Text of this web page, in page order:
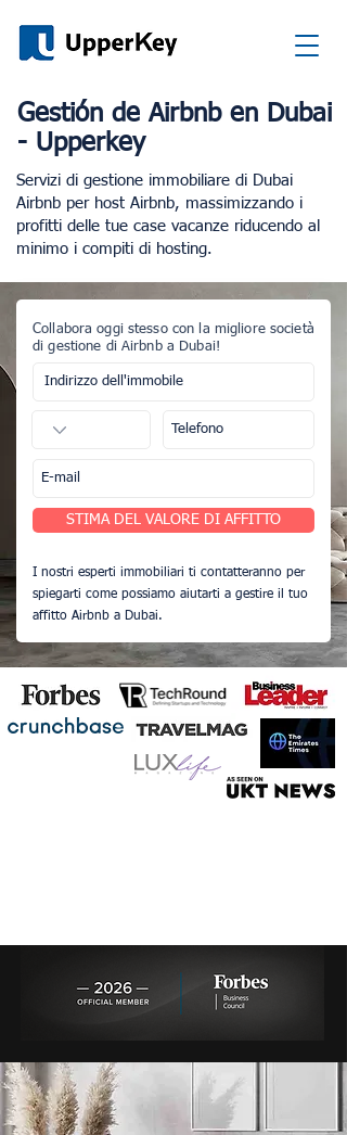
Gestión de Airbnb en Dubai
- Upperkey
Servizi di gestione immobiliare di Dubai
Airbnb per host Airbnb, massimizzando i
profitti delle tue case vacanze riducendo al
minimo i compiti di hosting.
Collabora oggi stesso con la migliore società
di gestione di Airbnb a Dubai!
STIMA DEL VALORE DI AFFITTO
I nostri esperti immobiliari ti contatteranno per
spiegarti come possiamo aiutarti a gestire il tuo
affitto Airbnb a Dubai.